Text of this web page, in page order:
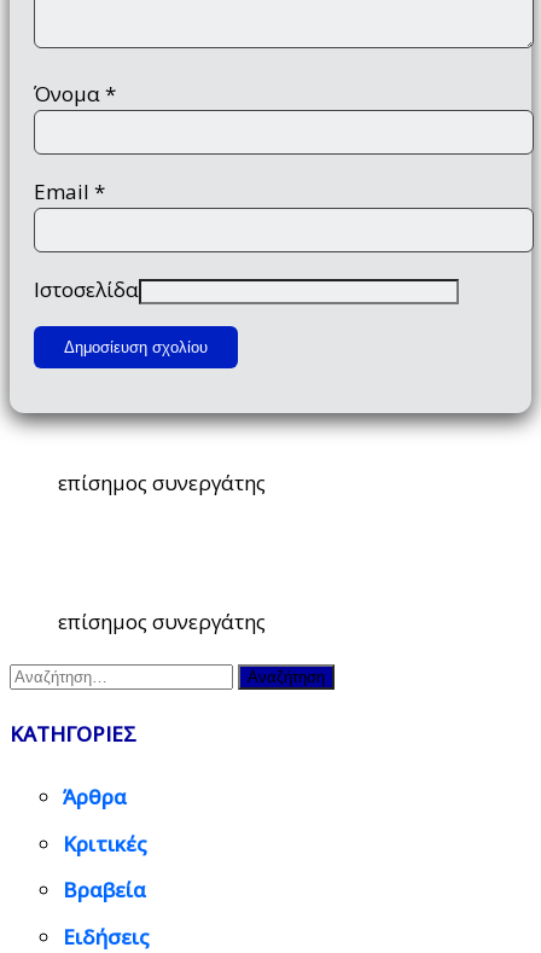
Όνομα*
Email *
Ιστοσελίδα
επίσημος συνεργάτης
επίσημος συνεργάτης
Αναζήτηση
ΚΑΤΗΓΟΡΙΕΣ
Άρθρα
Κριτικές
Βραβεία
Ειδήσεις